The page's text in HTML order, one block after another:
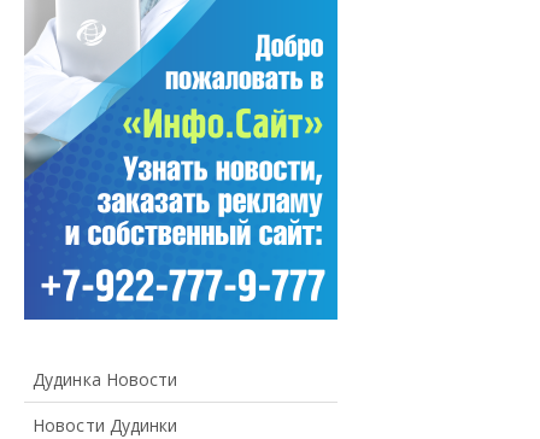
Дудинка Новости
Новости Дудинки